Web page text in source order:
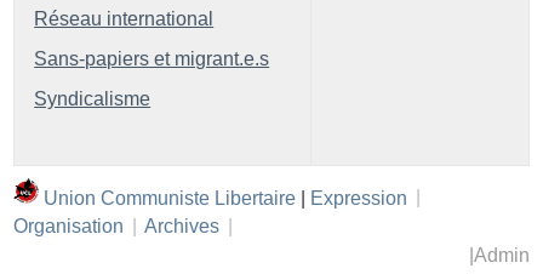
Réseau international
Sans-papiers et migrant.e.s
Syndicalisme
Union Communiste Libertaire | Expression
Organisation
Archives
Admin